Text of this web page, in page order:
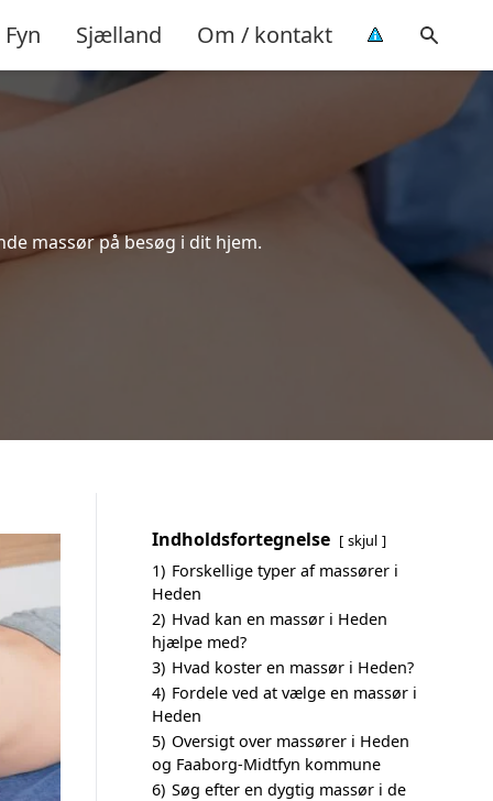
Fyn Sjælland Om / kontakt
massør på besøg i dit hjem.
Indholdsfortegnelse skjul
1) Forskellige typer af massører i
Heden
2) Hvad kan en massør i Heden
hjælpe med?
3) Hvad koster en massør i Heden?
4) Fordele ved at vælge en massør i
Heden
5) Oversigt over massører i Heden
og Faaborg-Midtfyn kommune
6) Søg efter en dygtig massør i de